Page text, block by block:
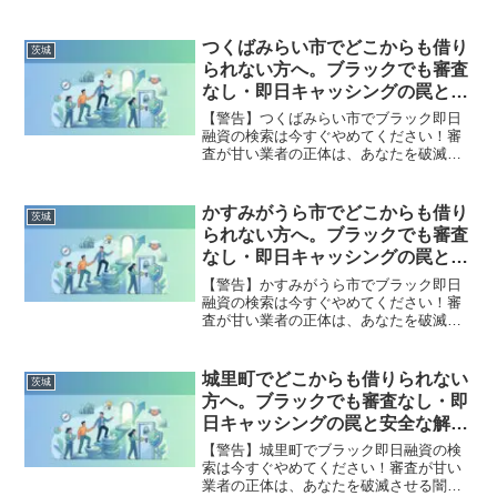
市で違法業者を避け、借金地獄から抜け
出した方々の実体験と確実な解決策を完
全公開。
茨城
つくばみらい市でどこからも借り
られない方へ。ブラックでも審査
なし・即日キャッシングの罠と安
全な解決策
【警告】つくばみらい市でブラック即日
融資の検索は今すぐやめてください！審
査が甘い業者の正体は、あなたを破滅さ
す。つくばみらい市で違法業者を避け、
借金地獄から抜け出した方々の実体験と
確実な解決策を完全公開。
茨城
かすみがうら市でどこからも借り
られない方へ。ブラックでも審査
なし・即日キャッシングの罠と安
全な解決策
【警告】かすみがうら市でブラック即日
融資の検索は今すぐやめてください！審
査が甘い業者の正体は、あなたを破滅さ
す。かすみがうら市で違法業者を避け、
借金地獄から抜け出した方々の実体験と
確実な解決策を完全公開。
茨城
城里町でどこからも借りられない
方へ。ブラックでも審査なし・即
日キャッシングの罠と安全な解決
策
【警告】城里町でブラック即日融資の検
索は今すぐやめてください！審査が甘い
業者の正体は、あなたを破滅させる闇金